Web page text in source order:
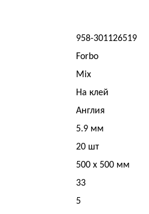
958-301126519
Forbo
Mix
На клей
Англия
5.9 мм
20 шт
500 x 500 мм
33
5